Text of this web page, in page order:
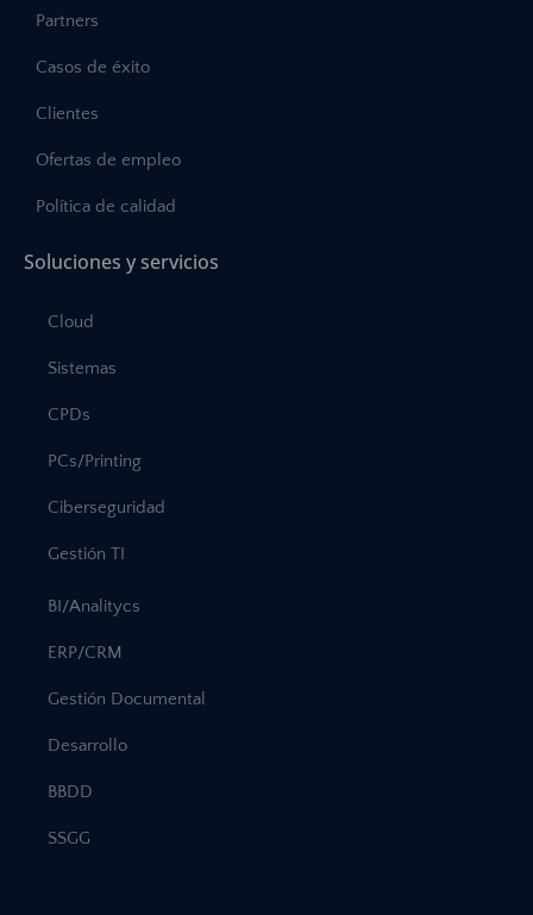
Partners
Casos de éxito
Clientes
Ofertas de empleo
Política de calidad
Soluciones y servicios
Cloud
Sistemas
CPDs
PCs/Printing
Ciberseguridad
Gestión TI
BI/Analitycs
ERP/CRM
Gestión Documental
Desarrollo
BBDD
SSGG